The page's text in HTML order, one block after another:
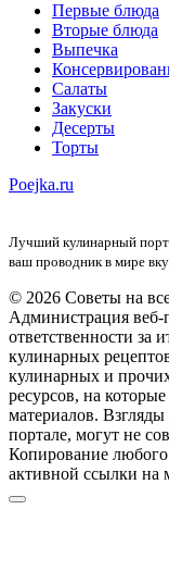
Первые блюда
Вторые блюда
Выпечка
Салаты
Закуски
Десерты
Торты
Poejka.ru
Лучший кулинарный
ваш проводник в мире
© 2026 Советы на
Администрация веб-
ответственности за
кулинарных
кулинарных и
ресурсов, на
материалов.
портале, могут не
Копирование любого
активной ссылки на